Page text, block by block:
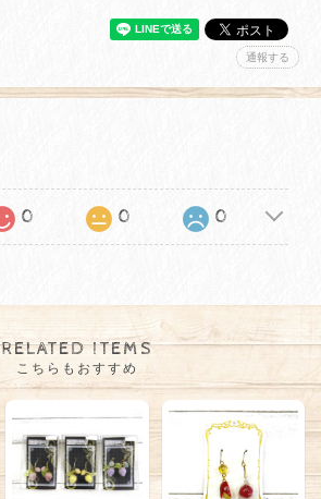
通報する
0 0 0
RELATED ITEMS
こちらもおすすめ